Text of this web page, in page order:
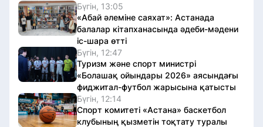
Бүгін, 13:05
«Абай әлеміне саяхат»: Астанада
балалар кітапханасында әдеби-мәдени
іс-шара өтті
Бүгін, 12:47
Туризм және спорт министрі
«Болашақ ойындары 2026» аясындағы
фиджитал-футбол жарысына қатысты
Бүгін, 12:14
Спорт комитеті «Астана» баскетбол
клубының қызметін тоқтату туралы